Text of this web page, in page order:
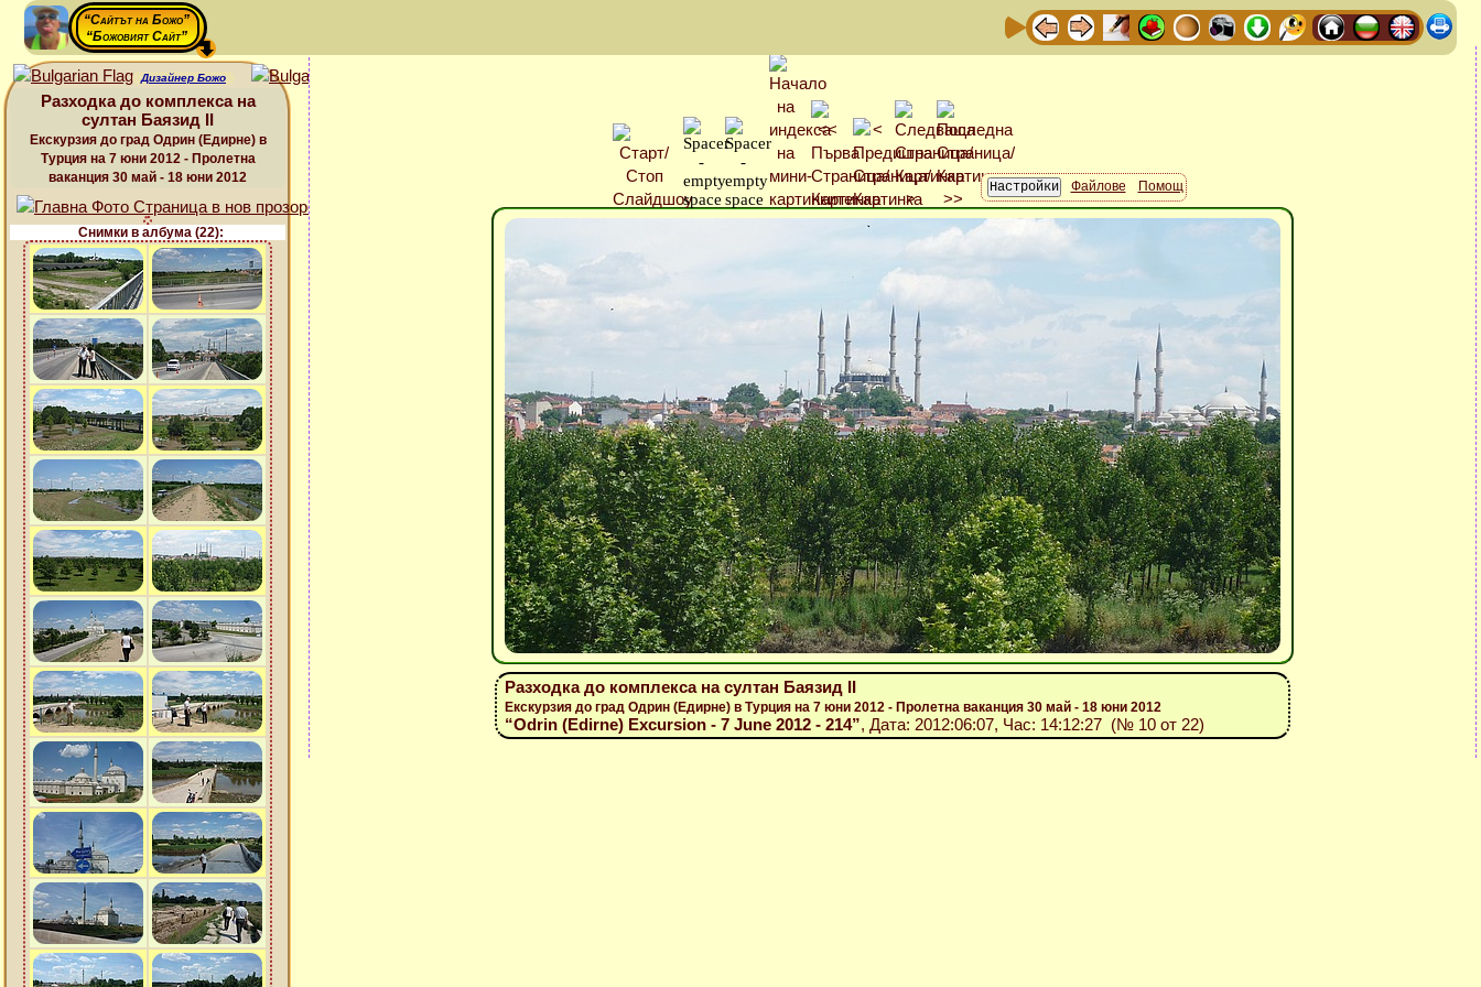
“Сайтът на Божо”
“Божовият Сайт”
Дизайнер Божо
Разходка до комплекса на
султан Баязид ІІ
Екскурзия до град Одрин (Едирне) в
Турция на 7 юни 2012 - Пролетна
ваканция 30 май - 18 юни 2012
Снимки в албума (22):
Файлове Помощ
Разходка до комплекса на султан Баязид ІІ
Екскурзия до град Одрин (Едирне) в Турция на 7 юни 2012 - Пролетна ваканция 30 май - 18 юни 2012
“Odrin (Edirne) Excursion - 7 June 2012 - 214”, Дата: 2012:06:07, Час: 14:12:27 (№ 10 от 22)